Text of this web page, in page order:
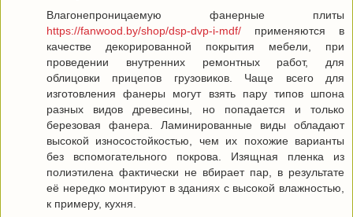
Влагонепроницаемую фанерные плиты
https://fanwood.by/shop/dsp-dvp-i-mdf/ применяются в
качестве декорированной покрытия мебели, при
проведении внутренних ремонтных работ, для
облицовки прицепов грузовиков. Чаще всего для
изготовления фанеры могут взять пару типов шпона
разных видов древесины, но попадается и только
березовая фанера. Ламинированные виды обладают
высокой износостойкостью, чем их похожие варианты
без вспомогательного покрова. Изящная пленка из
полиэтилена фактически не вбирает пар, в результате
её нередко монтируют в зданиях с высокой влажностью,
к примеру, кухня.